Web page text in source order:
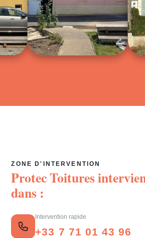
ZONE D'INTERVENTION
Protec Toitures
dans :
Intervention rapide
+33 7 71 01 43 96